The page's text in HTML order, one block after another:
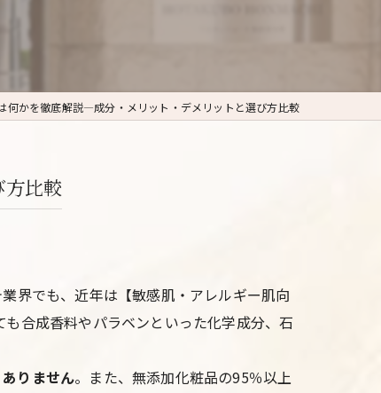
しわ
何かを徹底解説―成分・メリット・デメリットと選び方比較
比較
界でも、近年は【敏感肌・アレルギー肌向
合成香料やパラベンといった化学成分、石
りません。また、無添加化粧品の95％以上